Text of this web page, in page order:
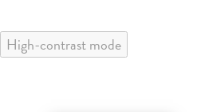
High-contrast mode